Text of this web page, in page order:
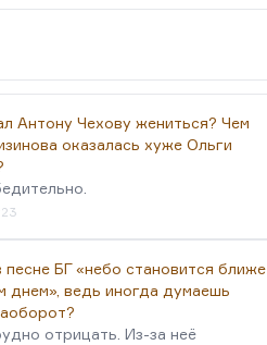
Антону Чехову жениться? Чем
оказалась хуже Ольги
песне БГ «небо становится ближе
днем», ведь иногда думаешь
отрицать. Из-за неё